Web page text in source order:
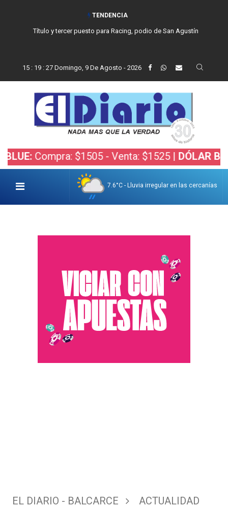
TENDENCIA
Título y tercer puesto para Racing, podio de San Agustín
15 : 19 : 28 Domingo, 9 De Agosto - 2026
$1505 - Venta: $1525 |DÓLAR BOLSA:
7.6°C - Lluvia irregular en las cercanías
EL DIARIO - BALCARCE
ACTUALIDAD